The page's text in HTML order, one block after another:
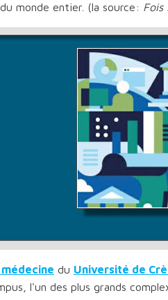
monde entier. (la source: Fois
du Université de
l'un des plus grands